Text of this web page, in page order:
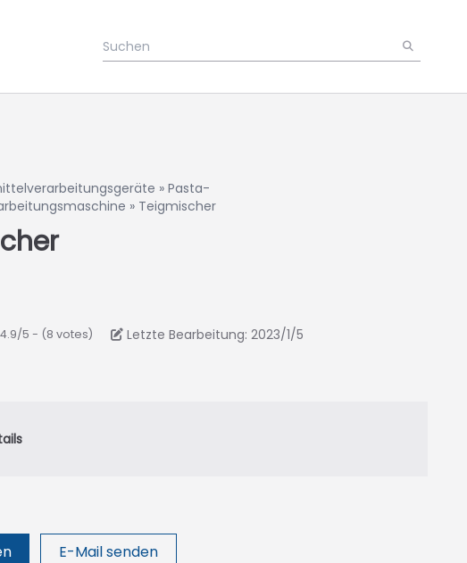
» Pasta-
» Teigmischer
4.9/5 - (8 votes) Letzte Bearbeitung: 2023/1/5
E-Mail senden